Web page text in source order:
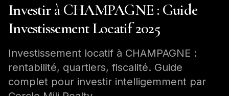
Investir à CHAMPAGNE : Guide
Investissement Locatif 2025
Investissement locatif à CHAMPAGNE :
rentabilité, quartiers, fiscalité. Guide
complet pour investir intelligemment par